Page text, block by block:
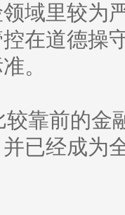
里较为严
在道德操
。
前的金
已经成为